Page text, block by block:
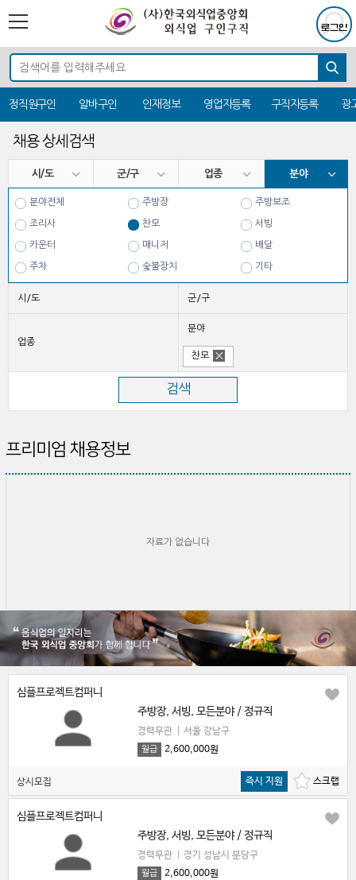
정직원구인 알바구인 인재정보 영업자등록 구직자등록 광
채용 상세검색
시/도 군/구 업종 분야
분야전체 주방장 주방보조
조리사 찬모 서빙
카운터 매니저 배달
주차 숯불장치 기타
시/도 군/구
업종
분야
찬모
프리미엄 채용정보
자료가 없습니다
심플프로젝트컴퍼니
주방장, 서빙, 모든분야 / 정규직
경력무관 서울 강남구
월급 2,600,000원
상시모집 즉시 지원
심플프로젝트컴퍼니
주방장, 서빙, 모든분야 / 정규직
경력무관 경기 성남시 분당구
월급 2,600,000원